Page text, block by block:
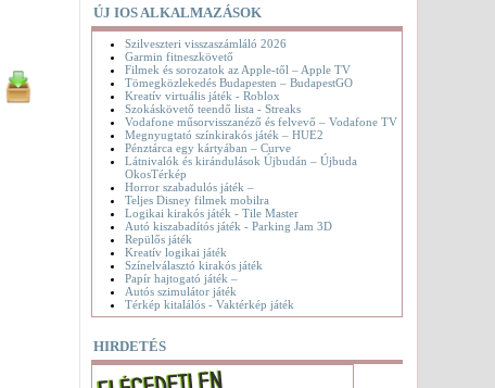
ÚJ IOS ALKALMAZÁSOK
Szilveszteri visszaszámláló 2026
Garmin fitneszkövető
Filmek és sorozatok az Apple-től – Apple TV
Tömegközlekedés Budapesten – BudapestGO
Kreatív virtuális játék - Roblox
Szokáskövető teendő lista - Streaks
Vodafone műsorvisszanéző és felvevő – Vodafone TV
Megnyugtató színkirakós játék – HUE2
Pénztárca egy kártyában – Curve
Látnivalók és kirándulások Újbudán – Újbuda
OkosTérkép
Horror szabadulós játék –
Teljes Disney filmek mobilra
Logikai kirakós játék - Tile Master
Autó kiszabadítós játék - Parking Jam 3D
Repülős játék
Kreatív logikai játék
Színelválasztó kirakós játék
Papír hajtogató játék –
Autós szimulátor játék
Térkép kitalálós - Vaktérkép játék
HIRDETÉS